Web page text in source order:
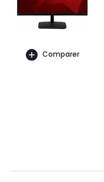
Comparer